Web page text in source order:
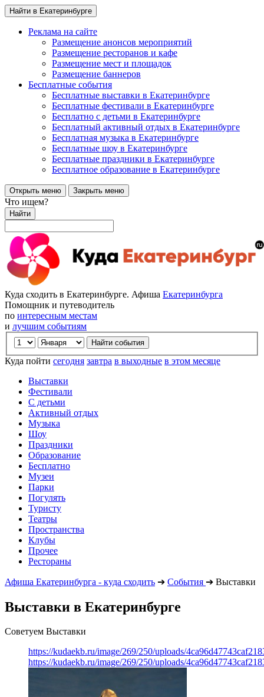
Найти в Екатеринбурге
Реклама на сайте
Размещение анонсов мероприятий
Размещение ресторанов и кафе
Размещение мест и площадок
Размещение баннеров
Бесплатные события
Бесплатные выставки в Екатеринбурге
Бесплатные фестивали в Екатеринбурге
Бесплатно с детьми в Екатеринбурге
Бесплатный активный отдых в Екатеринбурге
Бесплатная музыка в Екатеринбурге
Бесплатные шоу в Екатеринбурге
Бесплатные праздники в Екатеринбурге
Бесплатное образование в Екатеринбурге
Открыть меню Закрыть меню
Что ищем?
Найти
Куда сходить в Екатеринбурге. Афиша Екатеринбурга
Помощник и путеводитель
по интересным местам
и лучшим событиям
Куда пойти сегодня завтра в выходные в этом месяце
Выставки
Фестивали
С детьми
Активный отдых
Музыка
Шоу
Праздники
Образование
Бесплатно
Музеи
Парки
Погулять
Туристу
Театры
Пространства
Клубы
Прочее
Рестораны
Афиша Екатеринбурга - куда сходить ➔ События ➔ Выставки
Выставки в Екатеринбурге
Советуем Выставки
https://kudaekb.ru/image/269/250/uploads/
https://kudaekb.ru/image/269/250/uploads/